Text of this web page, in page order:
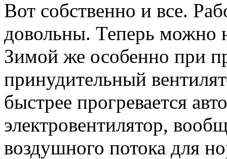
Вот собственно и все.
довольны. Теперь можно
Зимой же особенно при
принудительный
быстрее прогревается
электровентилятор,
воздушного потока для